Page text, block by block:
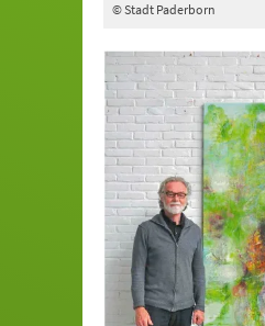
© Stadt Paderborn